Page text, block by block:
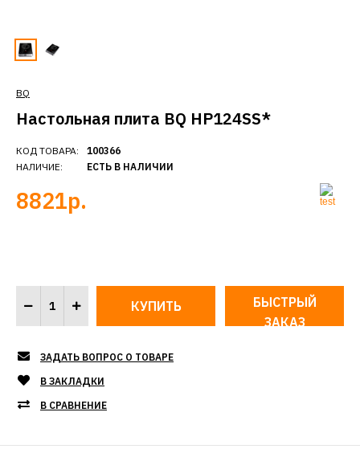
BQ
Настольная плита BQ HP124SS*
КОД ТОВАРА:
НАЛИЧИЕ:
100366
ЕСТЬ В НАЛИЧИИ
8821р.
БЫСТРЫЙ
ЗАКАЗ
ЗАДАТЬ ВОПРОС О ТОВАРЕ
В ЗАКЛАДКИ
В СРАВНЕНИЕ